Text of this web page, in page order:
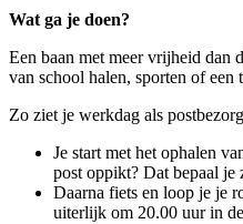
Wat ga je doen?
Een baan met meer vrijheid dan
van school halen, sporten of
Zo ziet je werkdag als
Je start met het ophalen
post oppikt? Dat bepaal je
Daarna fiets en loop je je
uiterlijk om 20.00 uur in